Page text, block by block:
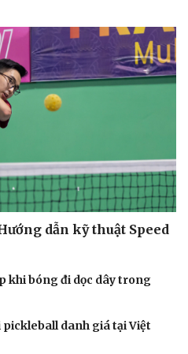
dẫn kỹ thuật Speed
khi bóng đi dọc dây trong
danh giá tại Việt